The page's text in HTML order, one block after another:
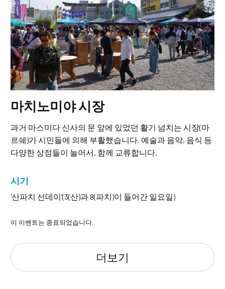
마치노미야 시장
과거 마스미다 신사의 문 앞에 있었던 활기 넘치는 시장(마
르쉐)가 시민들에 의해 부활했습니다. 예술과 음악, 음식 등
다양한 상점들이 늘어서, 함께 교류합니다.
시기
'산파치 선데이'(3(산)과 8(파치)이 들어간 일요일)
이 이벤트는 종료되었습니다.
더보기